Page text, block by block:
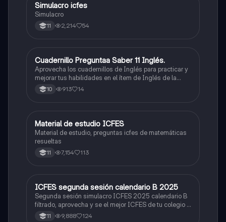
ICFES: Lectura Crítica
Simulacro icfes
Simulacro
11 2,214 54
ICFES: Inglés
Cuadernillo Preguntaa Saber 11 Inglés.
Aprovecha los cuadernillos de Inglés para practicar y
mejorar tus habilidades en el ítem de Inglés de la
Prueba Saber 11. 🫡
10 913 14
ICFES: Matemáticas
Material de estudio ICFES
Material de estudio, preguntas icfes de matemáticas
resueltas
11 7,154 113
ICFES: Lectura Crítica
ICFES segunda sesión calendario B 2025
Segunda sesión simulacro ICFES 2025 calendario B
filtrado, aprovecha y se el mejor ICFES de tu colegio y
poder ingresar a universidad, y estudiar aquella
11 9,888 124